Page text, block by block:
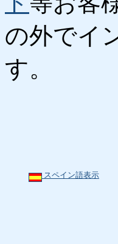
の外でイ
す。
スペイン語表示